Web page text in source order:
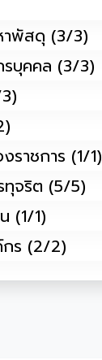
าพัสดุ (3/3)
บุคคล (3/3)
ราชการ (1/1)
ทุจริต (5/5)
(1/1)
กร (2/2)